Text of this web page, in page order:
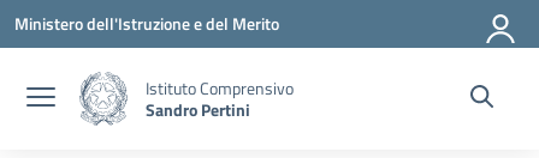
Vai ai contenuti
Vai al menu di navigazione
Vai al footer
Ministero dell'Istruzione e del Merito
Istituto Comprensivo
Sandro Pertini